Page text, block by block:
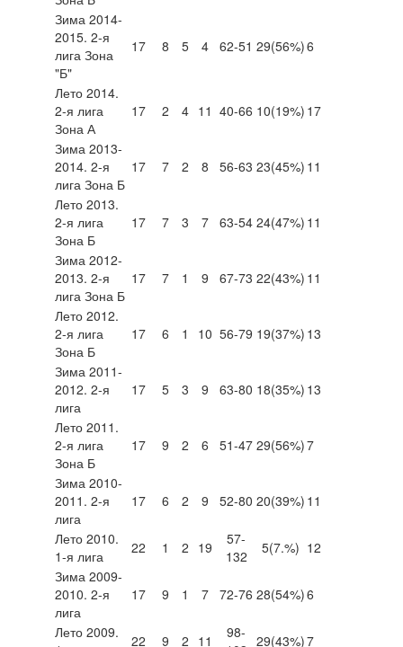
Зима 2014-
2015. 2-я
лига Зона
"Б"
17 8 5 4 62-51 29(56%)6
Лето 2014.
2-я лига
Зона А
17 2 4 11 40-66 10(19%) 17
Зима 2013-
2014. 2-я
лига Зона Б
17 7 2 8 56-63 23(45%) 11
Лето 2013.
2-я лига
Зона Б
17 7 3 7 63-54 24(47%) 11
Зима 2012-
2013. 2-я
лига Зона Б
17 7 1 9 67-73 22(43%) 11
Лето 2012.
2-я лига
Зона Б
17 6 1 10 56-79 19(37%) 13
Зима 2011-
2012. 2-я
лига
17 5 3 9 63-80 18(35%) 13
Лето 2011.
2-я лига
Зона Б
17 9 2 6 51-47 29(56%)7
Зима 2010-
2011. 2-я
лига
17 6 2 9 52-80 20(39%) 11
Лето 2010.
1-я лига
22 1 2 19
57-
132
5(7.%) 12
Зима 2009-
2010. 2-я
лига
17 9 1 7 72-76 28(54%)6
Лето 2009.
22 9 2 11
98-
29(43%)7